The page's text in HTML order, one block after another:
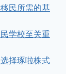
民所需的基
学校至关重
择琢啦株式